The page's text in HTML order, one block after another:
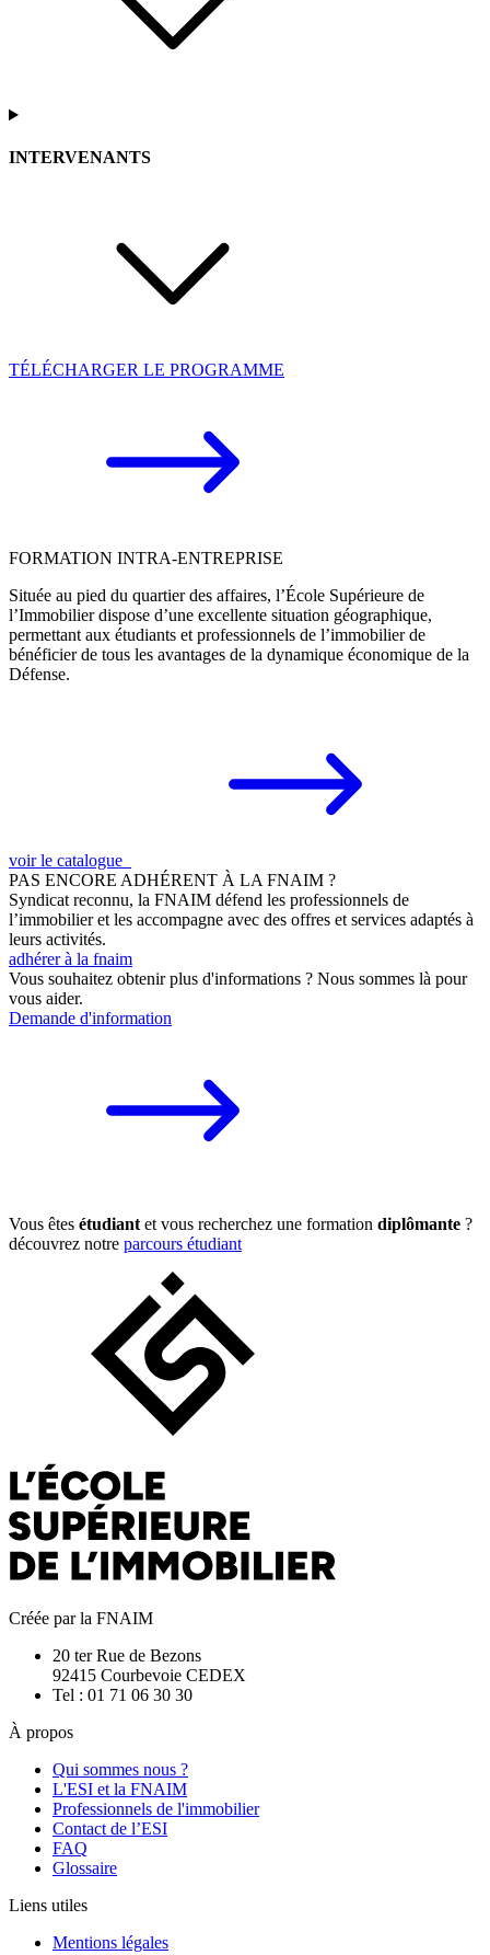
INTERVENANTS
TÉLÉCHARGER LE PROGRAMME
FORMATION INTRA-ENTREPRISE
Située au pied du quartier des affaires, l’École Supérieure de
l’Immobilier dispose d’une excellente situation géographique,
permettant aux étudiants et professionnels de l’immobilier de
bénéficier de tous les avantages de la dynamique économique de la
Défense.
voir le catalogue
PAS ENCORE ADHÉRENT À LA FNAIM ?
Syndicat reconnu, la FNAIM défend les professionnels de
l’immobilier et les accompagne avec des offres et services adaptés à
leurs activités.
adhérer à la fnaim
Vous souhaitez obtenir plus d'informations ? Nous sommes là pour
vous aider.
Demande d'information
Vous êtes étudiant et vous recherchez une formation diplômante ?
découvrez notre parcours étudiant
Créée par la FNAIM
20 ter Rue de Bezons
92415 Courbevoie CEDEX
Tel : 01 71 06 30 30
À propos
Qui sommes nous ?
L'ESI et la FNAIM
Professionnels de l'immobilier
Contact de l’ESI
FAQ
Glossaire
Liens utiles
Mentions légales